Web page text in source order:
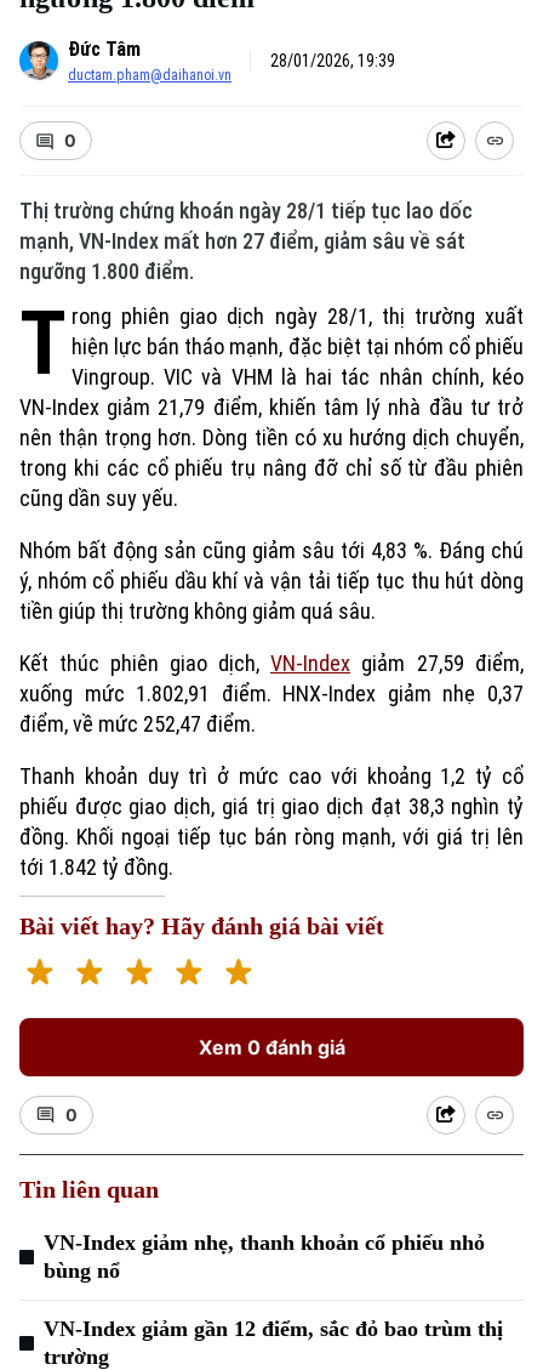
Đức Tâm
ductam.pham@daihanoi.vn
28/01/2026, 19:39
0
Thị trường chứng khoán ngày 28/1 tiếp tục lao dốc
mạnh, VN-Index mất hơn 27 điểm, giảm sâu về sát
ngưỡng 1.800 điểm.
T rong phiên giao dịch ngày 28/1, thị trường xuất
hiện lực bán tháo mạnh, đặc biệt tại nhóm cổ phiếu
Vingroup. VIC và VHM là hai tác nhân chính, kéo
VN-Index giảm 21,79 điểm, khiến tâm lý nhà đầu tư trở
nên thận trọng hơn. Dòng tiền có xu hướng dịch chuyển,
trong khi các cổ phiếu trụ nâng đỡ chỉ số từ đầu phiên
cũng dần suy yếu.
Nhóm bất động sản cũng giảm sâu tới 4,83 %. Đáng chú
ý, nhóm cổ phiếu dầu khí và vận tải tiếp tục thu hút dòng
tiền giúp thị trường không giảm quá sâu.
Kết thúc phiên giao dịch, VN-Index giảm 27,59 điểm,
xuống mức 1.802,91 điểm. HNX-Index giảm nhẹ 0,37
điểm, về mức 252,47 điểm.
Thanh khoản duy trì ở mức cao với khoảng 1,2 tỷ cổ
phiếu được giao dịch, giá trị giao dịch đạt 38,3 nghìn tỷ
đồng. Khối ngoại tiếp tục bán ròng mạnh, với giá trị lên
tới 1.842 tỷ đồng.
Bài viết hay? Hãy đánh giá bài viết
Xem 0 đánh giá
0
Tin liên quan
VN-Index giảm nhẹ, thanh khoản cổ phiếu nhỏ
bùng nổ
VN-Index giảm gần 12 điểm, sắc đỏ bao trùm thị
trường